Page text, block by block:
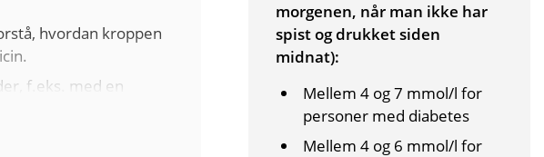
hvordan kroppen
f.eks. med en
blodsukker. Tager
morgenen, når man ikke har
spist og drukket siden
midnat):
Mellem 4 og 7 mmol/l for
personer med diabetes
Mellem 4 og 6 mmol/l for